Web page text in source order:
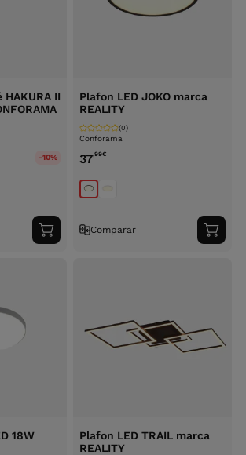
II
-10%
Adicionar
ao
Plafon LED JOKO marca
REALITY
Conforama
(0)
37,99€
Comparar
ao
18W
Plafon LED TRAIL marca
REALITY